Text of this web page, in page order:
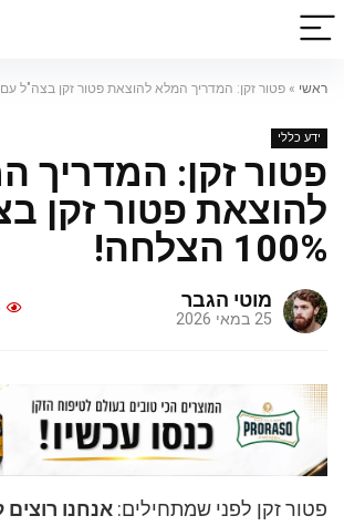
ראשי » פטור זקן: המדריך המלא להוצאת פטור זקן בצה"ל עם 100% הצלחה!
ידע כללי
פטור זקן: המדריך
להוצאת פטור זקן
100% הצלחה!
מוטי הגבר
25 במאי 2026
פטור זקן לפני שמתחילים: אנחנו